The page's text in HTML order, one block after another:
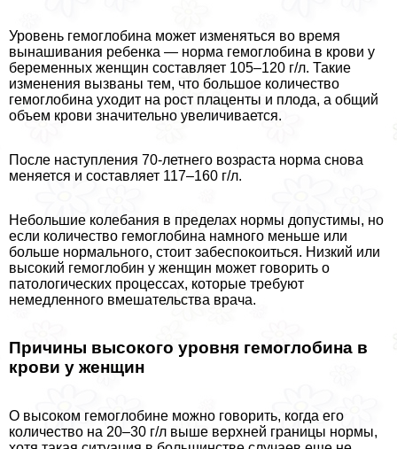
Уровень гемоглобина может изменяться во время
вынашивания ребенка — норма гемоглобина в крови у
беременных женщин составляет 105–120 г/л. Такие
изменения вызваны тем, что большое количество
гемоглобина уходит на рост плаценты и плода, а общий
объем крови значительно увеличивается.
После наступления 70-летнего возраста норма снова
меняется и составляет 117–160 г/л.
Небольшие колебания в пределах нормы допустимы, но
если количество гемоглобина намного меньше или
больше нормального, стоит забеспокоиться. Низкий или
высокий гемоглобин у женщин может говорить о
патологических процессах, которые требуют
немедленного вмешательства врача.
Причины высокого уровня гемоглобина в
крови у женщин
О высоком гемоглобине можно говорить, когда его
количество на 20–30 г/л выше верхней границы нормы,